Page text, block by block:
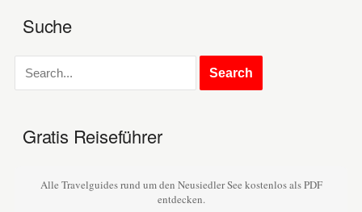
Suche
Gratis Reiseführer
Alle Travelguides rund um den Neusiedler See kostenlos als PDF
entdecken.